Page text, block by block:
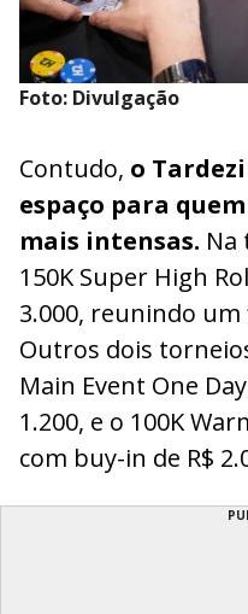
Foto: Divulgação
Contudo, o
espaço para
mais intensas. Na
150K Super High
3.000, reunindo
Outros dois
Main Event One
1.200, e o 100K
com buy-in de R$